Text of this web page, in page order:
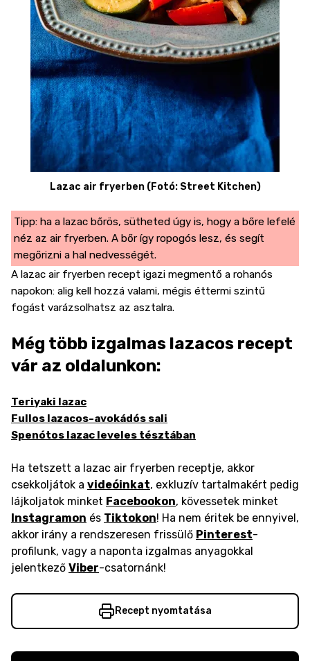
Lazac air fryerben (Fotó: Street Kitchen)
Tipp: ha a lazac bőrös, sütheted úgy is, hogy a bőre lefelé
néz az air fryerben. A bőr így ropogós lesz, és segít
megőrizni a hal nedvességét.
A lazac air fryerben recept igazi megmentő a rohanós
napokon: alig kell hozzá valami, mégis éttermi szintű
fogást varázsolhatsz az asztalra.
Még több izgalmas lazacos recept
vár az oldalunkon:
Teriyaki lazac
Fullos lazacos-avokádós sali
Spenótos lazac leveles tésztában
Ha tetszett a lazac air fryerben receptje, akkor
csekkoljátok a videóinkat, exkluzív tartalmakért pedig
lájkoljatok minket Facebookon, kövessetek minket
Instagramon és Tiktokon! Ha nem éritek be ennyivel,
akkor irány a rendszeresen frissülő Pinterest-
profilunk, vagy a naponta izgalmas anyagokkal
jelentkező Viber-csatornánk!
Recept nyomtatása